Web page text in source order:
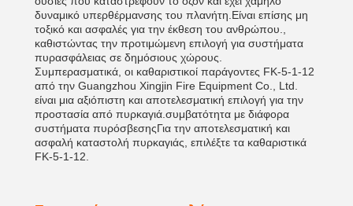
δυναμικό υπερθέρμανσης του πλανήτη.Είναι επίσης μη
τοξικό και ασφαλές για την έκθεση του ανθρώπου.,
καθιστώντας την προτιμώμενη επιλογή για συστήματα
πυρασφάλειας σε δημόσιους χώρους.
Συμπερασματικά, οι καθαριστικοί παράγοντες FK-5-1-12
από την Guangzhou Xingjin Fire Equipment Co., Ltd.
είναι μια αξιόπιστη και αποτελεσματική επιλογή για την
προστασία από πυρκαγιά.συμβατότητα με διάφορα
συστήματα πυρόσβεσηςΓια την αποτελεσματική και
ασφαλή καταστολή πυρκαγιάς, επιλέξτε τα καθαριστικά
FK-5-1-12.